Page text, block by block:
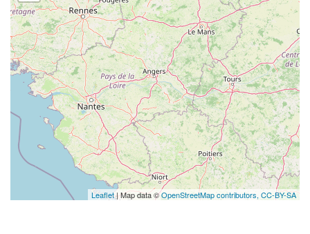
Leaflet| Map data ©OpenStreetMap contributors, CC-BY-SA